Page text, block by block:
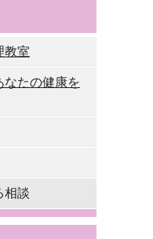
教室
なたの健康を
相談